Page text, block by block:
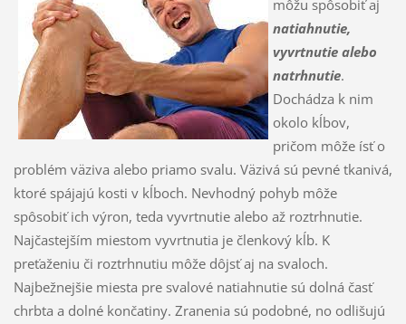
môžu spôsobiť aj
natiahnutie,
vyvrtnutie alebo
natrhnutie.
Dochádza k nim
okolo kĺbov,
pričom môže ísť o
problém väziva alebo priamo svalu. Väzivá sú pevné tkanivá,
ktoré spájajú kosti v kĺboch. Nevhodný pohyb môže
spôsobiť ich výron, teda vyvrtnutie alebo až roztrhnutie.
Najčastejším miestom vyvrtnutia je členkový kĺb. K
preťaženiu či roztrhnutiu môže dôjsť aj na svaloch.
Najbežnejšie miesta pre svalové natiahnutie sú dolná časť
chrbta a dolné končatiny. Zranenia sú podobné, no odlišujú